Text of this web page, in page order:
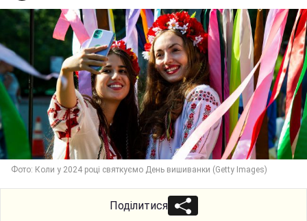
Фото: Коли у 2024 році святкуємо День вишиванки (Getty Images)
Поділитися